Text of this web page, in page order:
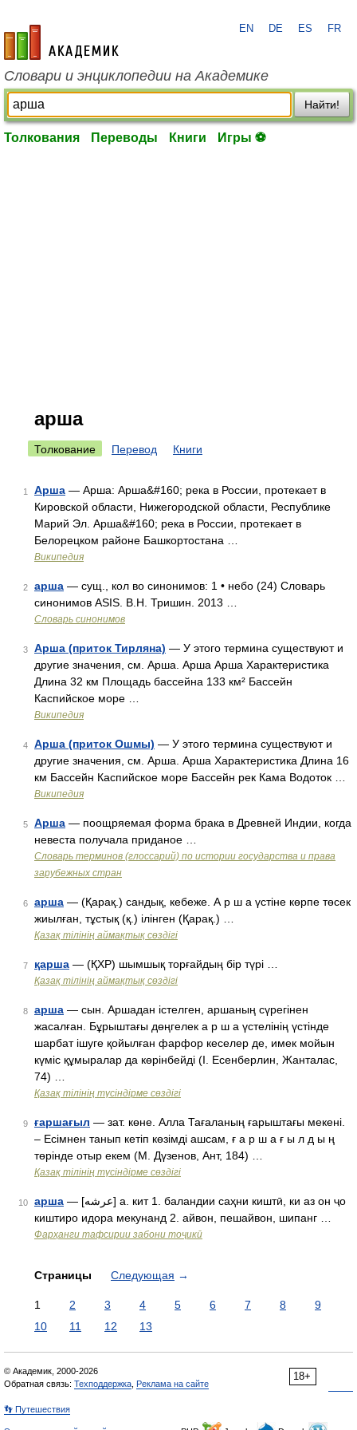
academic.ru
EN DE ES FR
Словари и энциклопедии на Академике
Найти!
Толкования Переводы Книги Игры ⚽
арша
Толкование Перевод Книги
1 Арша — Арша: Арша&#160; река в России, протекает в
Кировской области, Нижегородской области, Республике
Марий Эл. Арша&#160; река в России, протекает в
Белорецком районе Башкортостана …
Википедия
2 арша — сущ., кол во синонимов: 1 • небо (24) Словарь
синонимов ASIS. В.Н. Тришин. 2013 …
Словарь синонимов
3 Арша (приток Тирляна) — У этого термина существуют и
другие значения, см. Арша. Арша Арша Характеристика
Длина 32 км Площадь бассейна 133 км² Бассейн
Каспийское море …
Википедия
4 Арша (приток Ошмы) — У этого термина существуют и
другие значения, см. Арша. Арша Характеристика Длина 16
км Бассейн Каспийское море Бассейн рек Кама Водоток …
Википедия
5 Арша — поощряемая форма брака в Древней Индии, когда
невеста получала приданое …
Словарь терминов (глоссарий) по истории государства и права
зарубежных стран
6 арша — (Қарақ.) сандық, кебеже. А р ш а үстіне көрпе төсек
жиылған, тұстық (қ.) ілінген (Қарақ.) …
Қазақ тілінің аймақтық сөздігі
7 қарша — (ҚХР) шымшық торғайдың бір түрі …
Қазақ тілінің аймақтық сөздігі
8 арша — сын. Аршадан істелген, аршаның сүрегінен
жасалған. Бұрыштағы дөңгелек а р ш а үстелінің үстінде
шарбат ішуге қойылған фарфор кеселер де, имек мойын
күміс құмыралар да көрінбейді (І. Есенберлин, Жанталас,
74) …
Қазақ тілінің түсіндірме сөздігі
9 ғаршағыл — зат. көне. Алла Тағаланың ғарыштағы мекені.
– Есімнен танып кетіп көзімді ашсам, ғ а р ш а ғ ы л д ы ң
төрінде отыр екем (М. Дүзенов, Ант, 184) …
Қазақ тілінің түсіндірме сөздігі
10 арша — [عرشه] а. кит 1. баландии саҳни киштӣ, ки аз он ҷо
киштиро идора мекунанд 2. айвон, пешайвон, шипанг …
Фарҳанги тафсирии забони тоҷикӣ
Страницы Следующая →
1 2 3 4 5 6 7 8
9
10
11 12 13
18+
© Академик, 2000-2026
Обратная связь: Техподдержка Реклама на сайте
👣 Путешествия